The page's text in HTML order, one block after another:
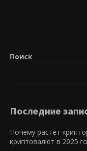
Поиск
Последние
Почему растет
криптовалют в 2025